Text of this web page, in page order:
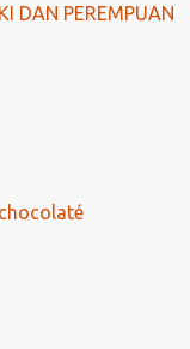
DAN PEREMPUAN